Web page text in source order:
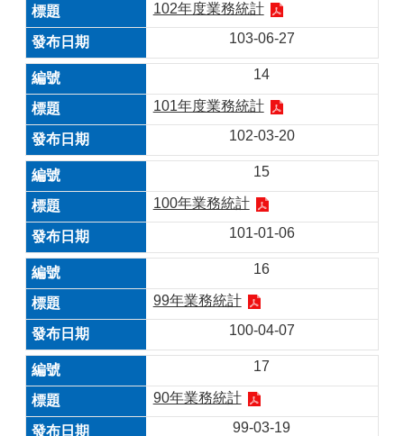
102年度業務統計
103-06-27
14
101年度業務統計
102-03-20
15
100年業務統計
101-01-06
16
99年業務統計
100-04-07
17
90年業務統計
99-03-19